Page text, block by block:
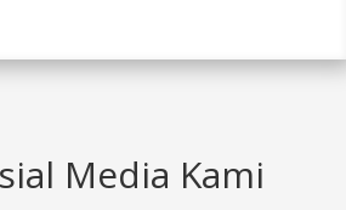
Media Kami